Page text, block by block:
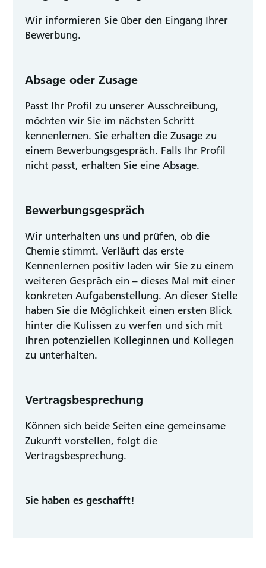
Wir informieren Sie über den Eingang Ihrer
Bewerbung.
Absage oder Zusage
Passt Ihr Profil zu unserer Ausschreibung,
möchten wir Sie im nächsten Schritt
kennenlernen. Sie erhalten die Zusage zu
einem Bewerbungsgespräch. Falls Ihr Profil
nicht passt, erhalten Sie eine Absage.
Bewerbungsgespräch
Wir unterhalten uns und prüfen, ob die
Chemie stimmt. Verläuft das erste
Kennenlernen positiv laden wir Sie zu einem
weiteren Gespräch ein – dieses Mal mit einer
konkreten Aufgabenstellung. An dieser Stelle
haben Sie die Möglichkeit einen ersten Blick
hinter die Kulissen zu werfen und sich mit
Ihren potenziellen Kolleginnen und Kollegen
zu unterhalten.
Vertragsbesprechung
Können sich beide Seiten eine gemeinsame
Zukunft vorstellen, folgt die
Vertragsbesprechung.
Sie haben es geschafft!